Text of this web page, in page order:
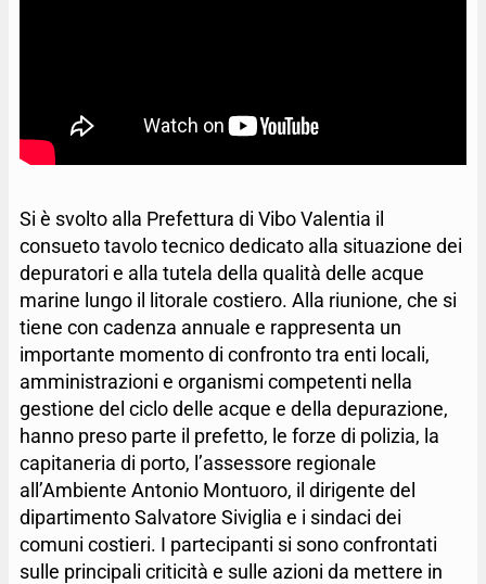
Si è svolto alla Prefettura di Vibo Valentia il
consueto tavolo tecnico dedicato alla situazione dei
depuratori e alla tutela della qualità delle acque
marine lungo il litorale costiero. Alla riunione, che si
tiene con cadenza annuale e rappresenta un
importante momento di confronto tra enti locali,
amministrazioni e organismi competenti nella
gestione del ciclo delle acque e della depurazione,
hanno preso parte il prefetto, le forze di polizia, la
capitaneria di porto, l’assessore regionale
all’Ambiente Antonio Montuoro, il dirigente del
dipartimento Salvatore Siviglia e i sindaci dei
comuni costieri. I partecipanti si sono confrontati
sulle principali criticità e sulle azioni da mettere in